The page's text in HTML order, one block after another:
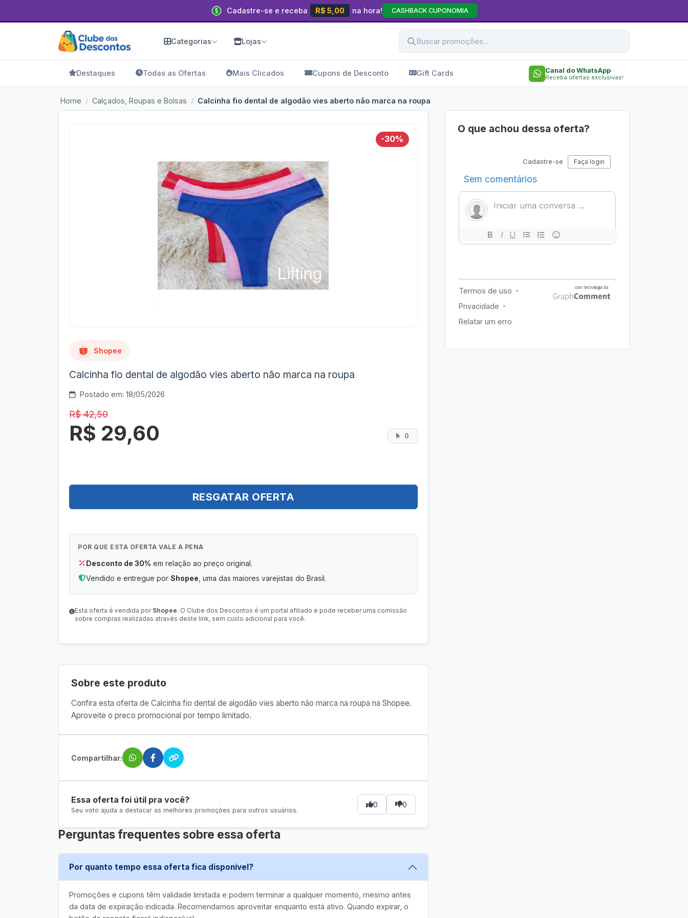
Cadastre-se e receba R$ 5,00 na hora! CASHBACK CUPONOMIA
Categorias Lojas
Destaques Todas as Ofertas Mais Clicados Cupons de Desconto Gift Cards Canal do WhatsApp
Receba ofertas exclusivas!
Home Calçados, Roupas e Bolsas Calcinha fio dental de algodão vies aberto não marca na roupa
-30%
Shopee
Calcinha fio dental de algodão vies aberto não marca na roupa
Postado em: 18/05/2026
R$ 42,50
R$ 29,60 0
RESGATAR OFERTA
POR QUE ESTA OFERTA VALE A PENA
Desconto de 30% em relação ao preço original.
Vendido e entregue por Shopee , uma das maiores varejistas do Brasil.
Esta oferta é vendida por Shopee. O Clube dos Descontos é um portal afiliado e pode receber uma comissão
sobre compras realizadas através deste link, sem custo adicional para você.
Sobre este produto
Confira esta oferta de Calcinha fio dental de algodão vies aberto não marca na roupa na Shopee.
Aproveite o preco promocional por tempo limitado.
Compartilhar:
Essa oferta foi útil pra você?
Seu voto ajuda a destacar as melhores promoções para outros usuários.
0 0
Perguntas frequentes sobre essa oferta
Por quanto tempo essa oferta fica disponível?
Promoções e cupons têm validade limitada e podem terminar a qualquer momento, mesmo antes
da data de expiração indicada. Recomendamos aproveitar enquanto está ativo. Quando expirar, o
O que achou dessa oferta?